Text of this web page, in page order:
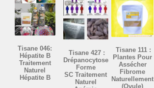
Tisane 046:
Hépatite B
Traitement
Naturel
Hépatite B
Tisane 427 :
Drépanocytose
Forme
SC Traitement
Naturel
Tisane 111 :
Plantes Pour
Assécher
Fibrome
Naturellement
(Ovule)